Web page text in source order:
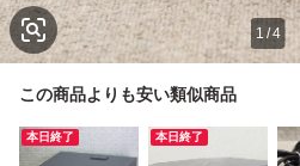
1 /4
この商品よりも安い類似商品
本日終了 本日終了